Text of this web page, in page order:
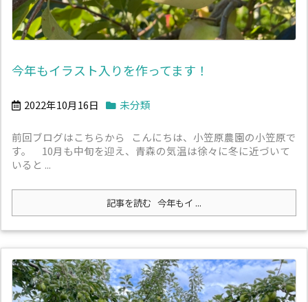
今年もイラスト入りを作ってます！
2022年10月16日 未分類
前回ブログはこちらから こんにちは、小笠原農園の小笠原で
す。 10月も中旬を迎え、青森の気温は徐々に冬に近づいて
いると ...
記事を読む 今年もイ ...